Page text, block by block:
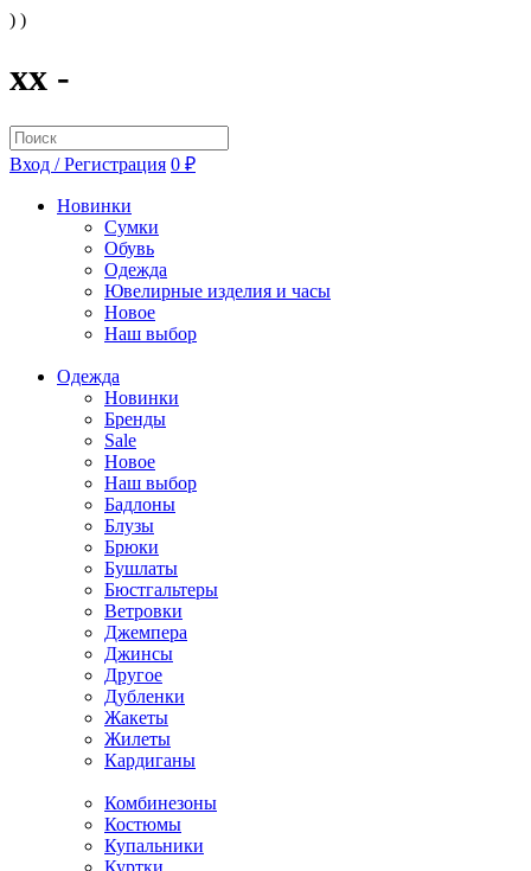
) )
xx -
Вход / Регистрация 0 ₽
Новинки
Сумки
Обувь
Одежда
Ювелирные изделия и часы
Новое
Наш выбор
Одежда
Новинки
Бренды
Sale
Новое
Наш выбор
Бадлоны
Блузы
Брюки
Бушлаты
Бюстгальтеры
Ветровки
Джемпера
Джинсы
Другое
Дубленки
Жакеты
Жилеты
Кардиганы
Комбинезоны
Костюмы
Купальники
Куртки